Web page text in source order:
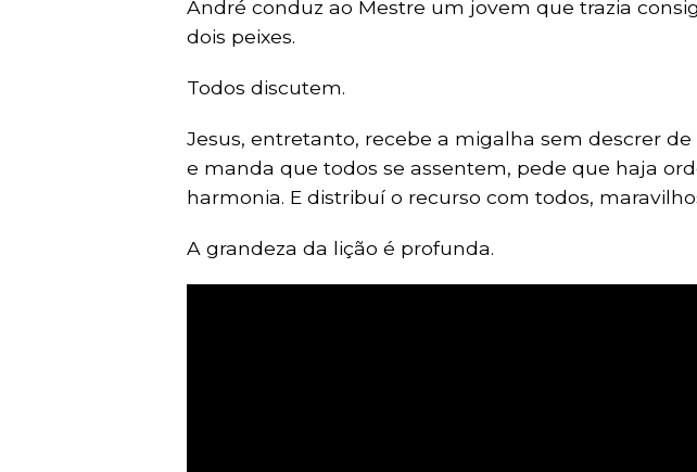
André conduz ao Mestre um jovem que trazia
dois peixes.
Todos discutem.
Jesus, entretanto, recebe a migalha sem descrer
e manda que todos se assentem, pede que haja
harmonia. E distribuí o recurso com todos,
A grandeza da lição é profunda.